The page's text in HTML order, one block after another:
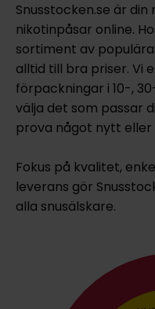
Snusstocken.se är
nikotinpåsar online.
sortiment av
alltid till bra priser. Vi
förpackningar i 10-,
välja det som passar
prova något nytt
Fokus på kvalitet,
leverans gör
alla snusälskare.